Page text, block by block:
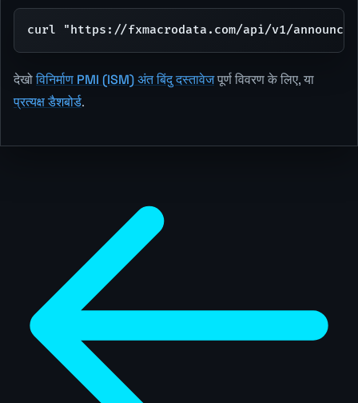
curl "https://fxmacrodata.com/api/v1/
देखोविनिर्माण PMI (ISM) अंत बिंदु दस्तावेजपूर्ण विवरण के लिए, या
प्रत्यक्ष डैशबोर्ड.